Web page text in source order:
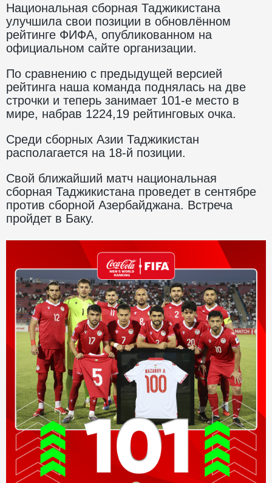
Национальная сборная Таджикистана
улучшила свои позиции в обновлённом
рейтинге ФИФА, опубликованном на
официальном сайте организации.
По сравнению с предыдущей версией
рейтинга наша команда поднялась на две
строчки и теперь занимает 101-е место в
мире, набрав 1224,19 рейтинговых очка.
Среди сборных Азии Таджикистан
располагается на 18-й позиции.
Свой ближайший матч национальная
сборная Таджикистана проведет в сентябре
против сборной Азербайджана. Встреча
пройдет в Баку.